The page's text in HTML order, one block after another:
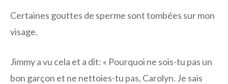
Certaines gouttes de sperme sont tombées sur mon
visage.
Jimmy a vu cela et a dit: « Pourquoi ne sois-tu pas un
bon garçon et ne nettoies-tu pas, Carolyn. Je sais